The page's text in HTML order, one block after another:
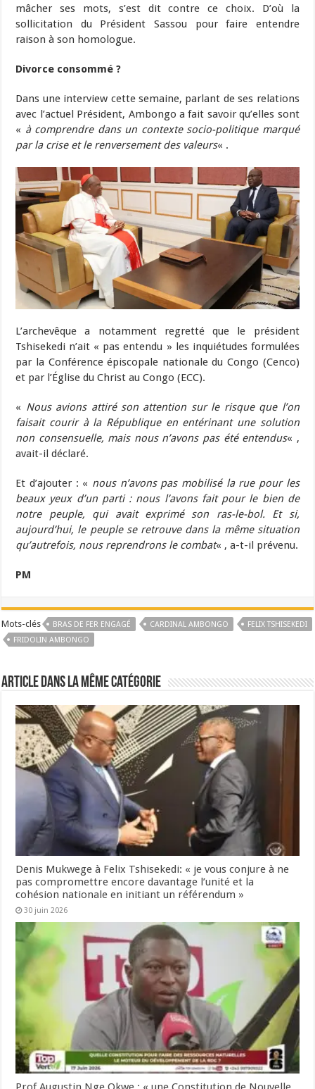
mâcher ses mots, s’est dit contre ce choix. D’où la
sollicitation du Président Sassou pour faire entendre
raison à son homologue.
Divorce consommé ?
Dans une interview cette semaine, parlant de ses relations
avec l’actuel Président, Ambongo a fait savoir qu’elles sont
« à comprendre dans un contexte socio-politique marqué
par la crise et le renversement des valeurs« .
L’archevêque a notamment regretté que le président
Tshisekedi n’ait « pas entendu » les inquiétudes formulées
par la Conférence épiscopale nationale du Congo (Cenco)
et par l’Église du Christ au Congo (ECC).
« Nous avions attiré son attention sur le risque que l’on
faisait courir à la République en entérinant une solution
non consensuelle, mais nous n’avons pas été entendus« ,
avait-il déclaré.
Et d’ajouter : « nous n’avons pas mobilisé la rue pour les
beaux yeux d’un parti : nous l’avons fait pour le bien de
notre peuple, qui avait exprimé son ras-le-bol. Et si,
aujourd’hui, le peuple se retrouve dans la même situation
qu’autrefois, nous reprendrons le combat« , a-t-il prévenu.
PM
Mots-clés BRAS DE FER ENGAGÉ CARDINAL AMBONGO
FELIX TSHISEKEDI
FRIDOLIN AMBONGO
Article dans la même catégorie
Denis Mukwege à Felix Tshisekedi: « je vous conjure à ne
pas compromettre encore davantage l’unité et la
cohésion nationale en initiant un référendum »
30 juin 2026